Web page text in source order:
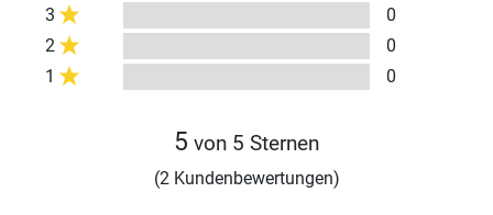
3
0
2
0
1
0
5 von 5 Sternen
(2 Kundenbewertungen)